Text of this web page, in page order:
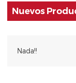
Nuevos
Nada!!